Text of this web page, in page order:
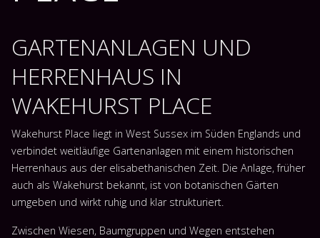
GARTENANLAGEN UND
HERRENHAUS IN
WAKEHURST PLACE
Wakehurst Place liegt in West Sussex im Süden Englands und
verbindet weitläufige Gartenanlagen mit einem historischen
Herrenhaus aus der elisabethanischen Zeit. Die Anlage, früher
auch als Wakehurst bekannt, ist von botanischen Gärten
umgeben und wirkt ruhig und klar strukturiert.
Zwischen Wiesen, Baumgruppen und Wegen entstehen